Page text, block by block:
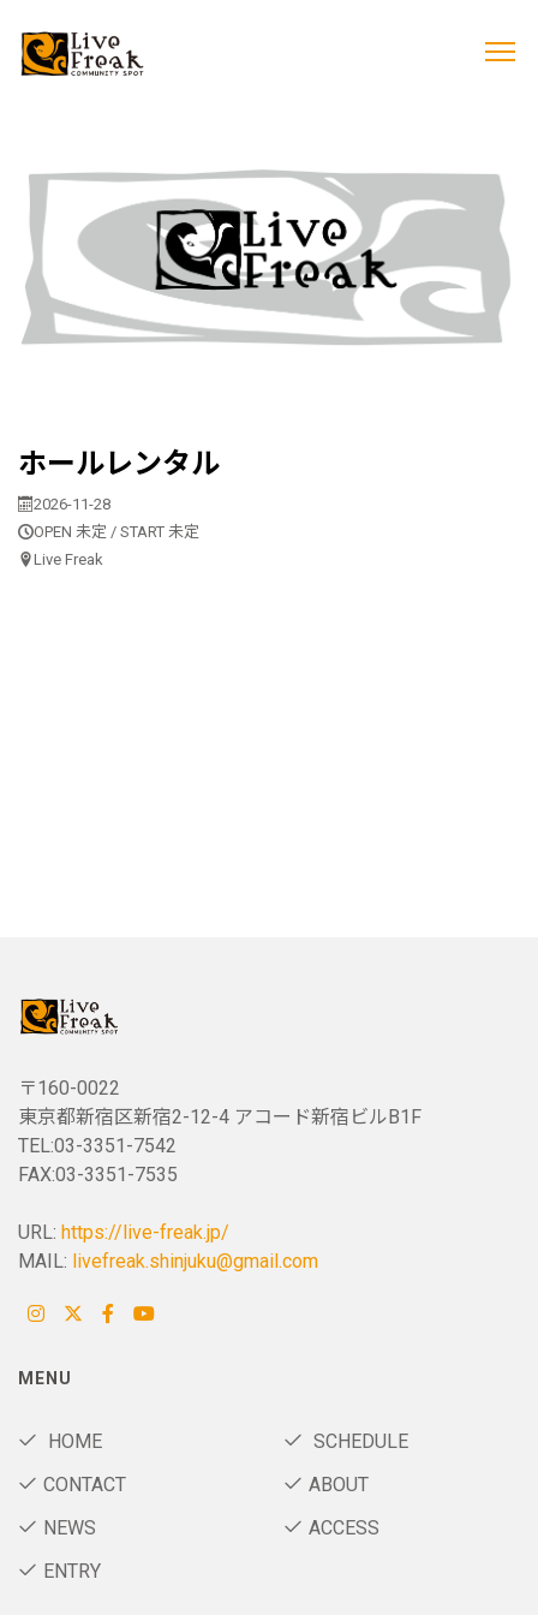
ホールレンタル
2026-11-28
OPEN 未定 / START 未定
Live Freak
〒160-0022
東京都新宿区新宿2-12-4 アコード新宿ビルB1F
TEL:03-3351-7542
FAX:03-3351-7535
URL: https://live-freak.jp/
MAIL: livefreak.shinjuku@gmail.com
MENU
HOME
SCHEDULE
CONTACT
ABOUT
NEWS
ACCESS
ENTRY